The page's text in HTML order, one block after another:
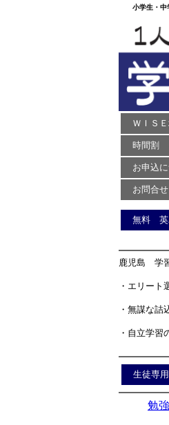
小学生・中
ＷＩＳ
時間割
お申込
お問合せ
無料 英
鹿児島 学
・エリート
・無謀な詰
・自立学習
生徒専
勉